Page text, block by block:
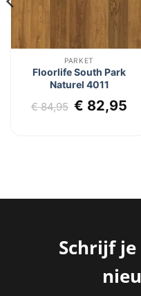
PARKET
Floorlife South Park
Naturel 4011
€84,95 € 82,95
Schrijf